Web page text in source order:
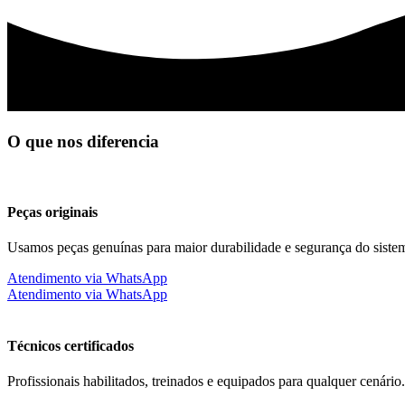
O que nos diferencia
Peças originais
Usamos peças genuínas para maior durabilidade e segurança do
Atendimento via WhatsApp
Atendimento via WhatsApp
Técnicos certificados
Profissionais habilitados, treinados e equipados para qualquer cenário.